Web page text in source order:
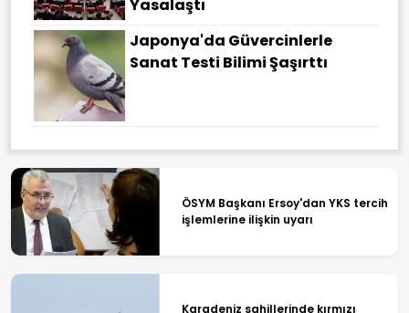
Yasalaştı
Japonya'da Güvercinlerle
Sanat Testi Bilimi Şaşırttı
ÖSYM Başkanı Ersoy'dan YKS tercih
işlemlerine ilişkin uyarı
Karadeniz sahillerinde kırmızı